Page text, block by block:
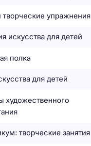
творческие упражнения
искусства для детей
полка
для детей
художественного
творческие занятия